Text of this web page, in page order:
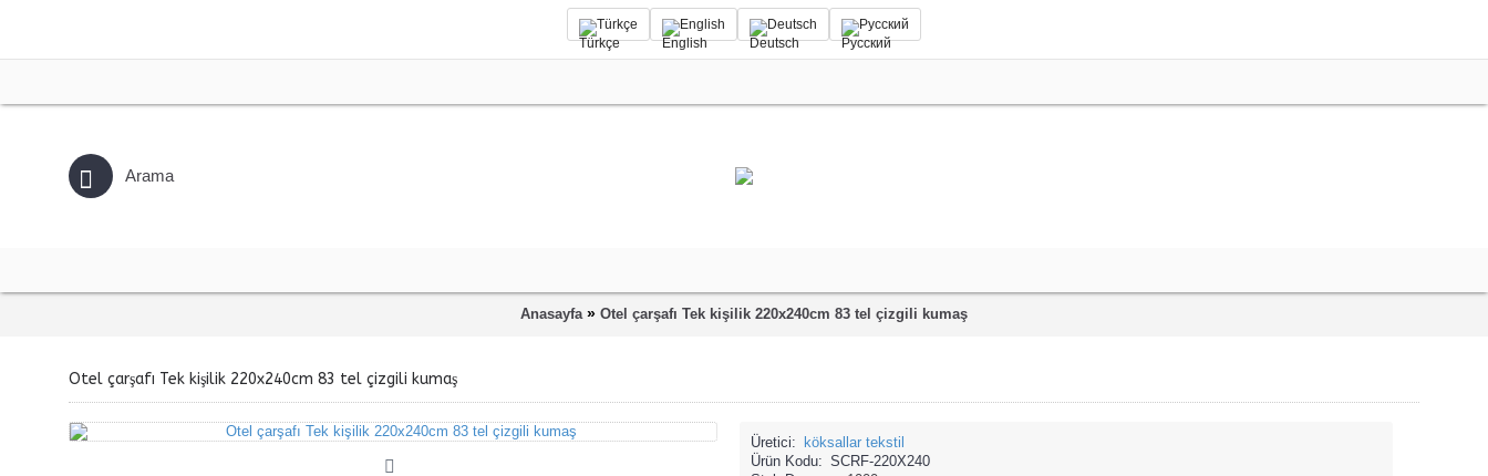
Türkçe English Deutsch Русский
Anasayfa » Otel çarşafı Tek kişilik 220x240cm 83 tel çizgili kumaş
Otel çarşafı Tek kişilik 220x240cm 83 tel çizgili kumaş
Üretici: köksallar tekstil
Ürün Kodu: SCRF-220X240